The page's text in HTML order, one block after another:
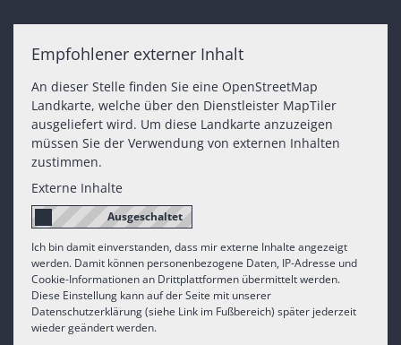
Empfohlener externer Inhalt
An dieser Stelle finden Sie eine OpenStreetMap
Landkarte, welche über den Dienstleister MapTiler
ausgeliefert wird. Um diese Landkarte anzuzeigen
müssen Sie der Verwendung von externen Inhalten
zustimmen.
Externe Inhalte
Ich bin damit einverstanden, dass mir externe Inhalte angezeigt
werden. Damit können personenbezogene Daten, IP-Adresse und
Cookie-Informationen an Drittplattformen übermittelt werden.
Diese Einstellung kann auf der Seite mit unserer
Datenschutzerklärung (siehe Link im Fußbereich) später jederzeit
wieder geändert werden.